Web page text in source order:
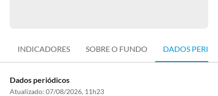
INDICADORES SOBRE O FUNDO DADOS
Dados periódicos
Atualizado: 07/08/2026, 11h23